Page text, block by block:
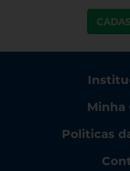
Minha
Politicas